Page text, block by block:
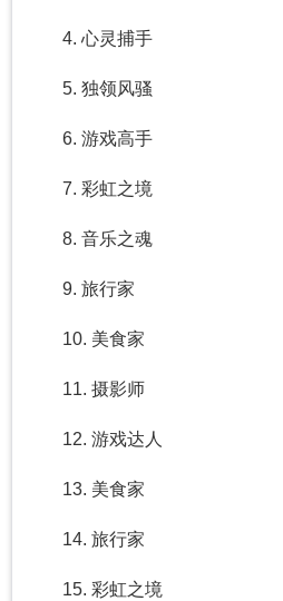
4. 心灵捕手
5. 独领风骚
6. 游戏高手
7. 彩虹之境
8. 音乐之魂
9. 旅行家
10. 美食家
11. 摄影师
12. 游戏达人
13. 美食家
14. 旅行家
15. 彩虹之境